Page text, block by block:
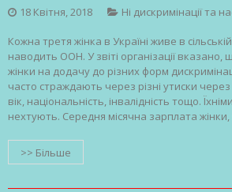
18 Квітня, 2018 Ні дискримінації та
Кожна третя жінка в Україні живе в сільській
наводить ООН. У звіті організації вказано,
жінки на додачу до різних форм
часто страждають через різні утиски
вік, національність, інвалідність тощо.
нехтують. Середня місячна зарплата
>> Більше